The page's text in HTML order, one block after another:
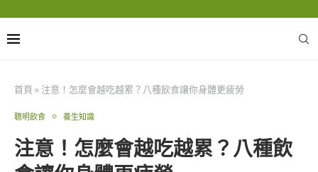
首頁 » 注意！怎麼會越吃越累？八種飲食讓你身體更疲勞
聰明飲食 養生知識
注意！怎麼會越吃越累？八種飲